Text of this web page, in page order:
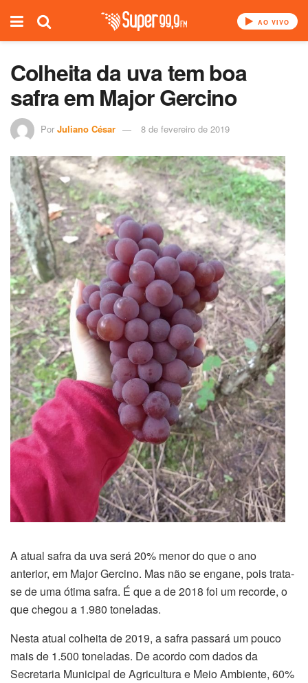
AO VIVO
Colheita da uva tem boa
safra em Major Gercino
Por Juliano César 8 de fevereiro de 2019
A atual safra da uva será 20% menor do que o ano
anterior, em Major Gercino. Mas não se engane, pois trata-
se de uma ótima safra. É que a de 2018 foi um recorde, o
que chegou a 1.980 toneladas.
Nesta atual colheita de 2019, a safra passará um pouco
mais de 1.500 toneladas. De acordo com dados da
Secretaria Municipal de Agricultura e Meio Ambiente, 60%